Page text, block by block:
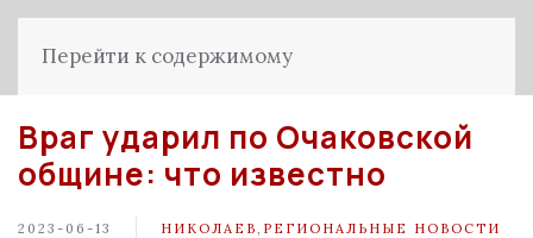
Перейти к содержимому
Враг ударил по Очаковской
общине: что известно
2023-06-13 НИКОЛАЕВ РЕГИОНАЛЬНЫЕ НОВОСТИ